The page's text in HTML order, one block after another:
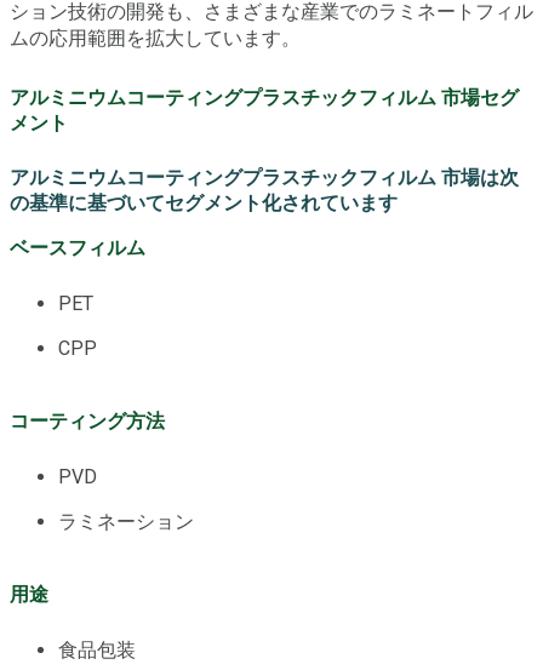
ション技術の開発も、さまざまな産業でのラミネートフィル
ムの応用範囲を拡大しています。
アルミニウムコーティングプラスチックフィルム 市場セグ
メント
アルミニウムコーティングプラスチックフィルム 市場は次
の基準に基づいてセグメント化されています
ベースフィルム
PET
CPP
コーティング方法
PVD
ラミネーション
用途
食品包装